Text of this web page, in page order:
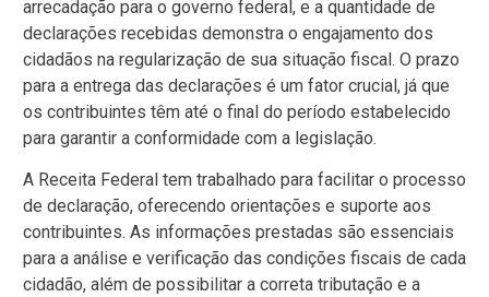
arrecadação para o governo federal, e a quantidade de
declarações recebidas demonstra o engajamento dos
cidadãos na regularização de sua situação fiscal. O prazo
para a entrega das declarações é um fator crucial, já que
os contribuintes têm até o final do período estabelecido
para garantir a conformidade com a legislação.
A Receita Federal tem trabalhado para facilitar o processo
de declaração, oferecendo orientações e suporte aos
contribuintes. As informações prestadas são essenciais
para a análise e verificação das condições fiscais de cada
cidadão, além de possibilitar a correta tributação e a